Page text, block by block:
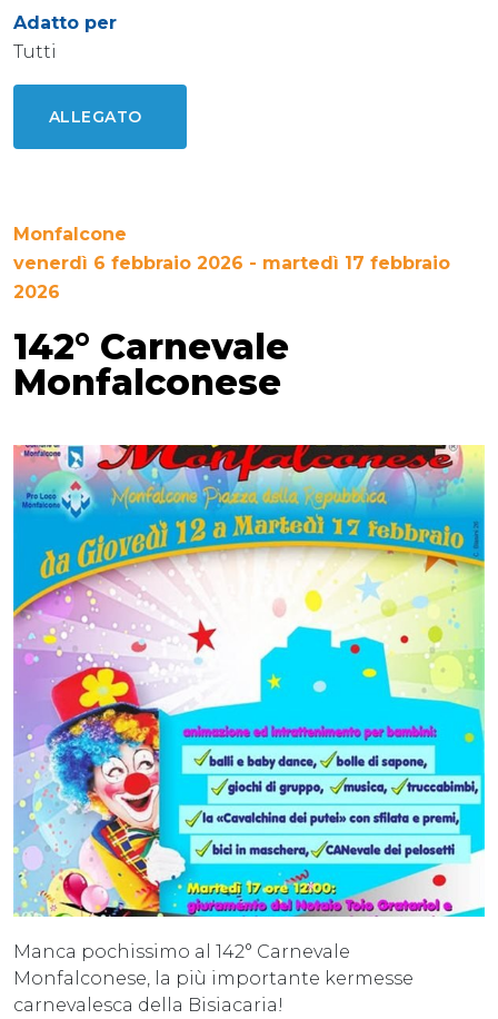
Adatto per
Tutti
ALLEGATO
Monfalcone
venerdì 6 febbraio 2026 - martedì 17 febbraio
2026
142° Carnevale
Monfalconese
Manca pochissimo al 142° Carnevale
Monfalconese, la più importante kermesse
carnevalesca della Bisiacaria!